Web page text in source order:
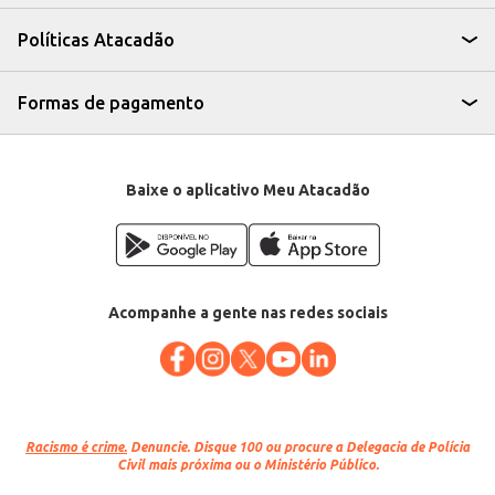
praticidade e rendimento, sendo uma excelente escolha para quem busca
um produto de qualidade para revenda ou uso em larga escala. Sua
procedência e o nome Friboi garantem a confiança e a satisfação dos seus
Departamento: Carnes, aves e peixes
Categoria: Carne bovina
EAN: 64005
Políticas Atacadão
Formas de pagamento
Baixe o aplicativo Meu Atacadão
Acompanhe a gente nas redes sociais
Racismo é crime. Denuncie. Disque 100 ou procure a Delegacia de Polícia
Civil mais próxima ou o Ministério Público.